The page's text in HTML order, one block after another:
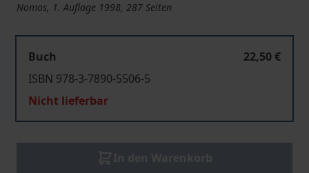
Nomos, 1. Auflage 1998, 287 Seiten
Buch
22,50 €
ISBN 978-3-7890-5506-5
Nicht lieferbar